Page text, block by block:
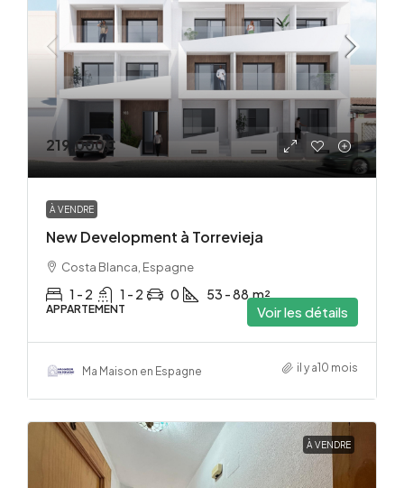
219,000€
À VENDRE
New Development à Torrevieja
Costa Blanca, Espagne
1 - 2 1 - 2 0 53 - 88 m²
APPARTEMENT Voir les détails
Ma Maison en Espagne il y a10 mois
À VENDRE